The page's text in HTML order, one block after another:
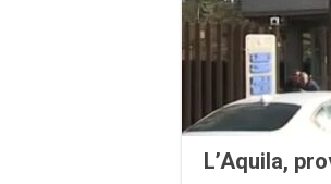
L’Aquila,